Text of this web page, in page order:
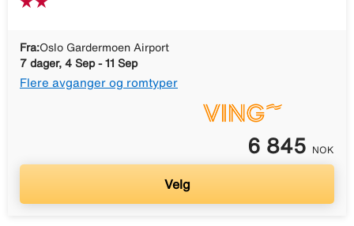
Fra:Oslo Gardermoen Airport
7 dager, 4 Sep - 11 Sep
Flere avganger og romtyper
6 845 NOK
Velg